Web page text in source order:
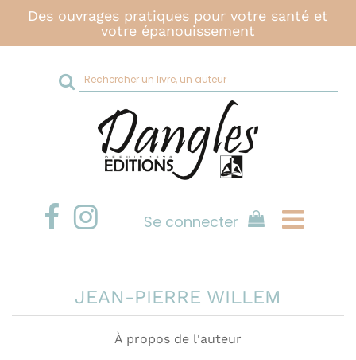
Des ouvrages pratiques pour votre santé et
votre épanouissement
Rechercher
sur
site
Se connecter
JEAN-PIERRE WILLEM
À propos de l'auteur